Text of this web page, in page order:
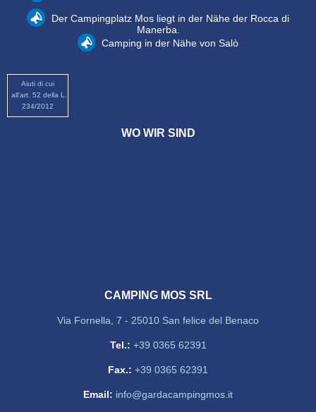
Der Campingplatz Mos liegt in der Nähe der Rocca di
Manerba.
Camping in der Nähe von Salò
Aiuti di cui
all’art. 52 della L.
234/2012
WO WIR SIND
CAMPING MOS SRL
Via Fornella, 7 - 25010 San felice del Benaco
Tel.: +39 0365 62391
Fax.: +39 0365 62391
Email: info@gardacampingmos.it